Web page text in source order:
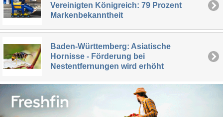
Vereinigten Königreich: 79 Prozent
Markenbekanntheit
Baden-Württemberg: Asiatische
Hornisse - Förderung bei
Nestentfernungen wird erhöht